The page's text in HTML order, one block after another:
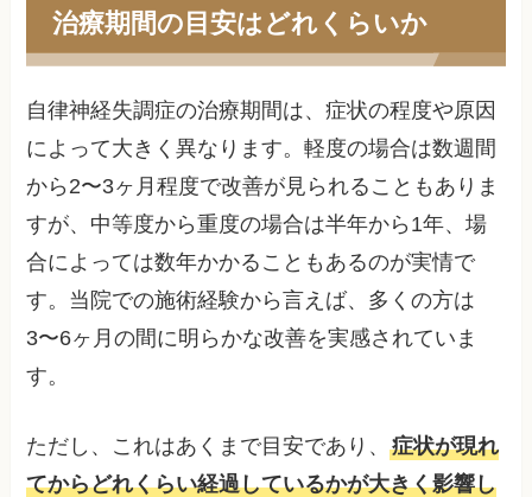
治療期間の目安はどれくらいか
自律神経失調症の治療期間は、症状の程度や原因
によって大きく異なります。軽度の場合は数週間
から2〜3ヶ月程度で改善が見られることもありま
すが、中等度から重度の場合は半年から1年、場
合によっては数年かかることもあるのが実情で
す。当院での施術経験から言えば、多くの方は
3〜6ヶ月の間に明らかな改善を実感されていま
す。
ただし、これはあくまで目安であり、症状が現れ
てからどれくらい経過しているかが大きく影響し